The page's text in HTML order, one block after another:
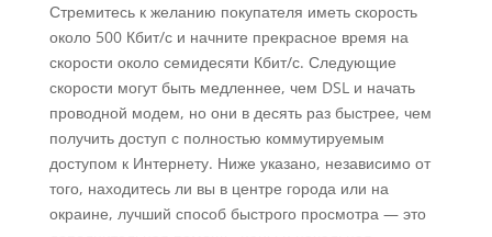
Стремитесь к желанию покупателя иметь скорость
около 500 Кбит/с и начните прекрасное время на
скорости около семидесяти Кбит/с. Следующие
скорости могут быть медленнее, чем DSL и начать
проводной модем, но они в десять раз быстрее, чем
получить доступ с полностью коммутируемым
доступом к Интернету. Ниже указано, независимо от
того, находитесь ли вы в центре города или на
окраине, лучший способ быстрого просмотра — это